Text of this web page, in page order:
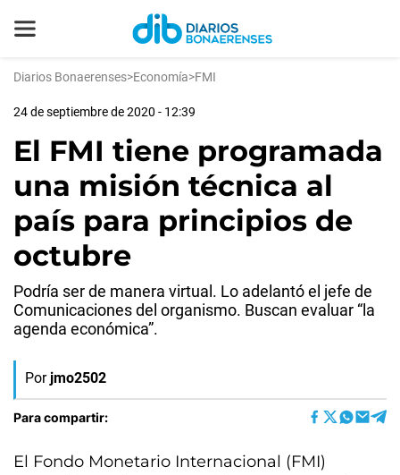
Diarios Bonaerenses>Economía>FMI
24 de septiembre de 2020 - 12:39
El FMI tiene programada
una misión técnica al
país para principios de
octubre
Podría ser de manera virtual. Lo adelantó el jefe de
Comunicaciones del organismo. Buscan evaluar “la
agenda económica”.
Por jmo2502
Para compartir:
El Fondo Monetario Internacional (FMI)